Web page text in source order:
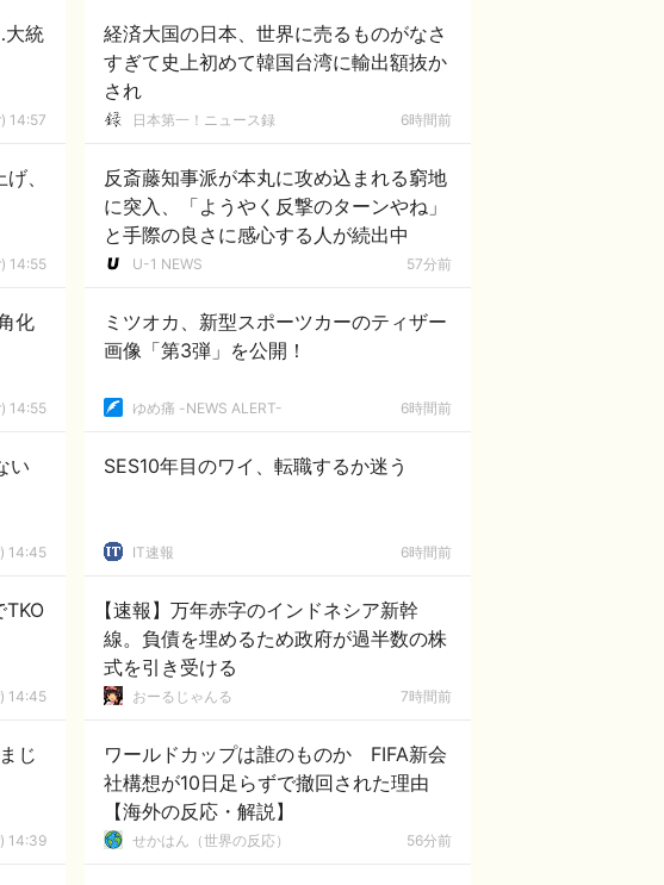
大統
14:57
、
14:55
化
14:55
い
14:45
TKO
14:45
じ
14:39
経済大国の日本、世界に売るものがなさ
すぎて史上初めて韓国台湾に輸出額抜か
され
日本第一！ニュース録 6時間前
反斎藤知事派が本丸に攻め込まれる窮地
に突入、「ようやく反撃のターンやね」
と手際の良さに感心する人が続出中
U-1 NEWS 57分前
ミツオカ、新型スポーツカーのティザー
画像「第3弾」を公開！
ゆめ痛 -NEWS ALERT- 6時間前
SES10年目のワイ、転職するか迷う
IT速報 6時間前
【速報】万年赤字のインドネシア新幹
線。負債を埋めるため政府が過半数の株
式を引き受ける
おーるじゃんる 7時間前
ワールドカップは誰のものか FIFA新会
社構想が10日足らずで撤回された理由
【海外の反応・解説】
せかはん（世界の反応） 56分前